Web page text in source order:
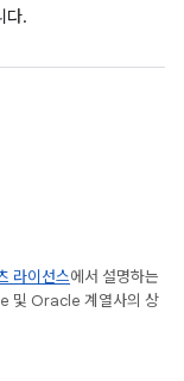
다.
라이선스에서 설명하는
및 Oracle 계열사의 상